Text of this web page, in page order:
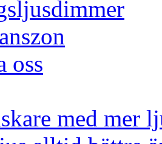
oss
med mer